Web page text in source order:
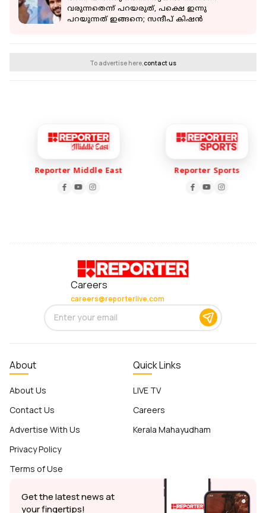
വരുന്നതെന്ന് പറയരുത്, പക്ഷെ ഇന്നു
പറയുന്നത് ഇങ്ങനെ; സന്ദീപ് കിഷൻ
To advertise here,contact us
Reporter Middle East Reporter Sports
Careers
careers@reporterlive.com
About
About Us
Contact Us
Advertise With Us
Privacy Policy
Terms of Use
Quick Links
LIVE TV
Careers
Kerala Mahayudham
Get the latest news at
your fingertips!